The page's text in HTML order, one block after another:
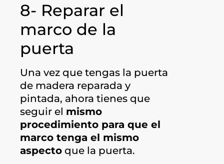
8- Reparar el
marco de la
puerta
Una vez que tengas la puerta
de madera reparada y
pintada, ahora tienes que
seguir el mismo
procedimiento para que el
marco tenga el mismo
aspecto que la puerta.